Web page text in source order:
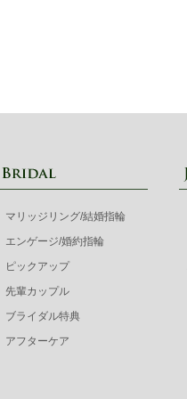
マリッジリング/結婚指輪
エンゲージ/婚約指輪
ピックアップ
先輩カップル
ブライダル特典
アフターケア